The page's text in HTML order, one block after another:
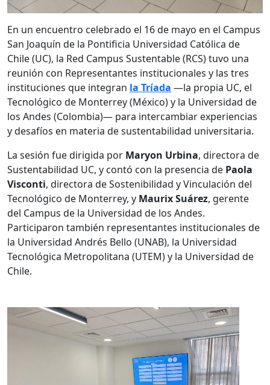
En un encuentro celebrado el 16 de mayo en el Campus
San Joaquín de la Pontificia Universidad Católica de
Chile (UC), la Red Campus Sustentable (RCS) tuvo una
reunión con Representantes institucionales y las tres
instituciones que integran la Tríada —la propia UC, el
Tecnológico de Monterrey (México) y la Universidad de
los Andes (Colombia)— para intercambiar experiencias
y desafíos en materia de sustentabilidad universitaria.
La sesión fue dirigida por Maryon Urbina, directora de
Sustentabilidad UC, y contó con la presencia de Paola
Visconti, directora de Sostenibilidad y Vinculación del
Tecnológico de Monterrey, y Maurix Suárez, gerente
del Campus de la Universidad de los Andes.
Participaron también representantes institucionales de
la Universidad Andrés Bello (UNAB), la Universidad
Tecnológica Metropolitana (UTEM) y la Universidad de
Chile.